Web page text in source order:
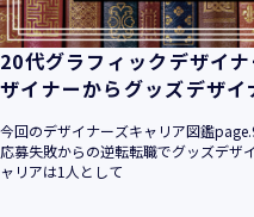
ジメントシステムを構築し
要請の変化、経営環境の変
続的改善に、全社を挙げて
す。
当社は、事業の目的に適切
を行い、特定された利用目
人情報の取扱いを行いませ
20代グラフィックデザイ
ザイナーからグッズデザイ
今回のデザイナーズキャリア図鑑
応募失敗からの逆転転職でグッズデザ
ャリアは1人として